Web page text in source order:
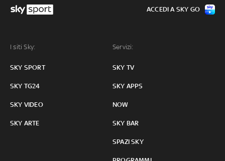
I siti Sky:
SKY SPORT
SKY TG24
SKY VIDEO
SKY ARTE
Servizi:
SKY TV
SKY APPS
NOW
SKY BAR
SPAZI SKY
ACCEDI A SKY GO